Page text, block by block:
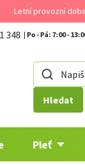
Letní provozní
348
Hledat
Pleť